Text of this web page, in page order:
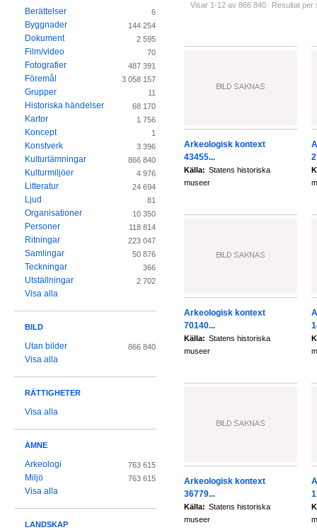
Visar 1-12 av 866 840 Resultat per
Arkeologisk kontext
43455...
Källa: Statens historiska
museer
Arkeologisk kontext
70140...
Källa: Statens historiska
museer
Arkeologisk kontext
36779...
Källa: Statens historiska
museer
Berättelser 6
Byggnader 144 254
Dokument 2 595
Film/video 70
Fotografier 487 391
Föremål 3 058 157
Grupper 11
Historiska händelser 68 170
Kartor 1 756
Koncept 1
Konstverk 3 396
Kulturlämningar 866 840
Kulturmiljöer 4 976
Litteratur 24 694
Ljud 81
Organisationer 10 350
Personer 118 814
Ritningar 223 047
Samlingar 50 876
Teckningar 366
Utställningar 2 702
Visa alla
BILD
Utan bilder 866 840
Visa alla
RÄTTIGHETER
Visa alla
ÄMNE
Arkeologi 763 615
Miljö 763 615
Visa alla
LANDSKAP